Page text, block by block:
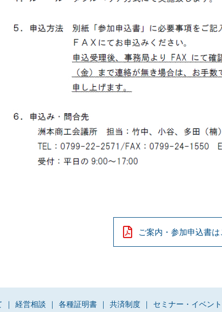
ご案内・参加申込書は
経営相談 各種証明書 共済制度 セミナー・イベント